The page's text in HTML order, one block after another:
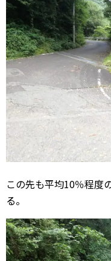
この先も平均10％程度
る。